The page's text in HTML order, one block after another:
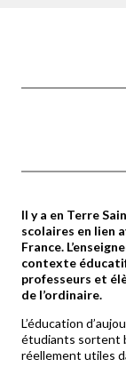
Il y a en Terre
scolaires en lien
France.
contexte
professeurs et
de l’ordinaire.
L’éducation
étudiants sortent
réellement utiles